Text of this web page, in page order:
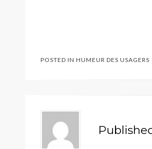
POSTED IN HUMEUR DES USAGERS